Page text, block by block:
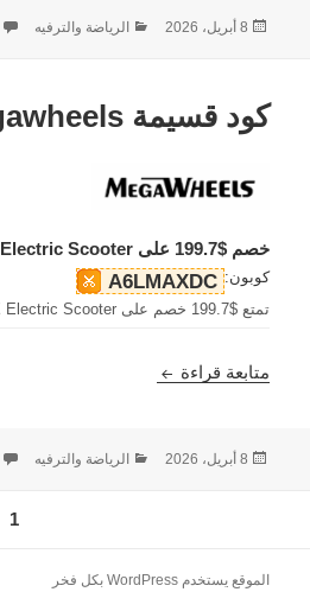
نُشرت
8 أبريل، 2026 التصنيفات
الرياضة والترفيه
كود قسيمة Megawheels
خصم $199.7 على A6L MAX Electric Scooter
كوبون: A6LMAXDC
تمتع $199.7 خصم على A6L MAX Electric Scooter.
متابعة قراءة كود قسيمة Megawheels
نُشرت
8 أبريل، 2026 التصنيفات
الرياضة والترفيه
الصفحة1
الموقع يستخدم WordPress بكل فخر